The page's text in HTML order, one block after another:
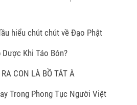
hiểu chút chút về Đạo Phật
Khi Táo Bón?
CON LÀ BỒ TÁT À
Trong Phong Tục Người Việt